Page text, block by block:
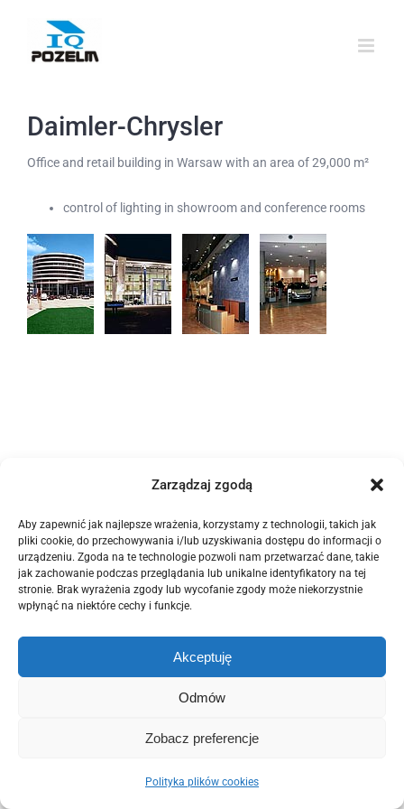
Zarządzaj zgodą
Aby zapewnić jak najlepsze wrażenia, korzystamy z technologii, takich jak
pliki cookie, do przechowywania i/lub uzyskiwania dostępu do informacji o
urządzeniu. Zgoda na te technologie pozwoli nam przetwarzać dane, takie
jak zachowanie podczas przeglądania lub unikalne identyfikatory na tej
stronie. Brak wyrażenia zgody lub wycofanie zgody może niekorzystnie
wpłynąć na niektóre cechy i funkcje.
Akceptuję
Odmów
Zobacz preferencje
Polityka plików cookies
zawartości
Daimler-Chrysler
Office and retail building in Warsaw with an area of 29,000 m²
control of lighting in showroom and conference rooms
Prywatności|Polityka Plików Cookies (EU)
This site is protected by reCAPTCHA and the GooglePrivacy Policy
andTerms of Serviceapply.
Facebook
Email